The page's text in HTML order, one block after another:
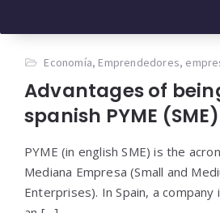
Economía, Emprendedores,
Advantages of
spanish PYME (SME)
PYME (in english SME) is the
Mediana Empresa (Small and
Enterprises). In Spain, a